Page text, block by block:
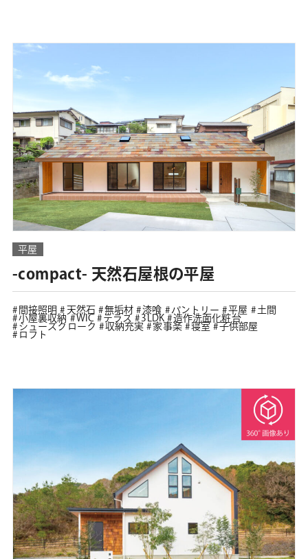
平屋
-compact- 天然石屋根の平屋
間接照明 天然石 無垢材 漆喰 パントリー 平屋
土間
小屋裏収納
WIC テラス 3LDK
造作洗面化粧台
シューズクローク
収納充実 家事楽 寝室
子供部屋
ロフト